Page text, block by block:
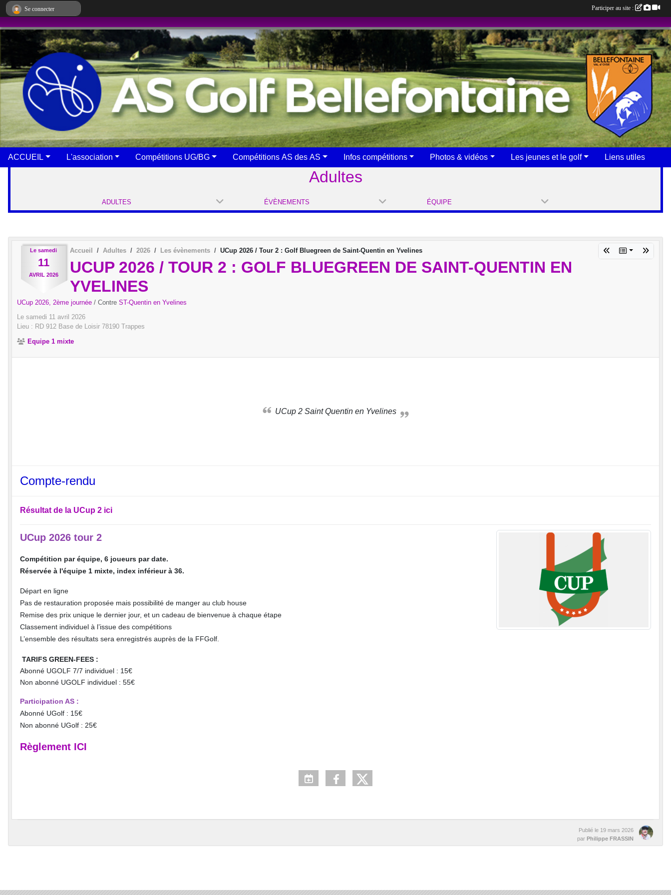
ACCUEIL L'association Compétitions UG/BG Compétitions AS des AS Infos compétitions Photos & vidéos Les jeunes et le golf Liens utiles
Adultes
ADULTES ÉVÈNEMENTS ÉQUIPE
Le samedi
11
AVRIL 2026
Accueil Adultes 2026 Les évènements UCup 2026 / Tour 2 : Golf Bluegreen de Saint-Quentin en Yvelines
UCUP 2026 / TOUR 2 : GOLF BLUEGREEN DE SAINT-QUENTIN EN
YVELINES
UCup 2026, 2ème journée / Contre ST-Quentin en Yvelines
Le samedi 11 avril 2026
Lieu : RD 912 Base de Loisir 78190 Trappes
Equipe 1 mixte
UCup 2 Saint Quentin en Yvelines
Compte-rendu
Résultat de la UCup 2 ici
UCup 2026 tour 2
Compétition par équipe, 6 joueurs par date.
Réservée à l'équipe 1 mixte, index inférieur à 36.
Départ en ligne
Pas de restauration proposée mais possibilité de manger au club house
Remise des prix unique le dernier jour, et un cadeau de bienvenue à chaque étape
Classement individuel à l’issue des compétitions
L’ensemble des résultats sera enregistrés auprès de la FFGolf.
TARIFS GREEN-FEES :
Abonné UGOLF 7/7 individuel : 15€
Non abonné UGOLF individuel : 55€
Participation AS :
Abonné UGolf : 15€
Non abonné UGolf : 25€
Règlement ICI
Publié le 19 mars 2026
par Philippe FRASSIN
Se connecter Participer au site :
Panneau de gestion des cookies